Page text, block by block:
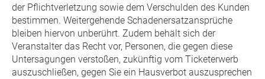
der Pflichtverletzung sowie dem Verschulden des Kunden
bestimmen. Weitergehende Schadenersatzansprüche
bleiben hiervon unberührt. Zudem behält sich der
Veranstalter das Recht vor, Personen, die gegen diese
Untersagungen verstoßen, zukünftig vom Ticketerwerb
auszuschließen, gegen Sie ein Hausverbot auszusprechen